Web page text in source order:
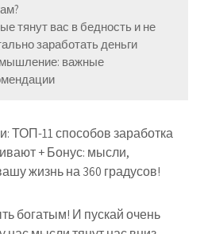
тянут вас в бедность и не
заработать деньги
важные
богатым! И пускай очень